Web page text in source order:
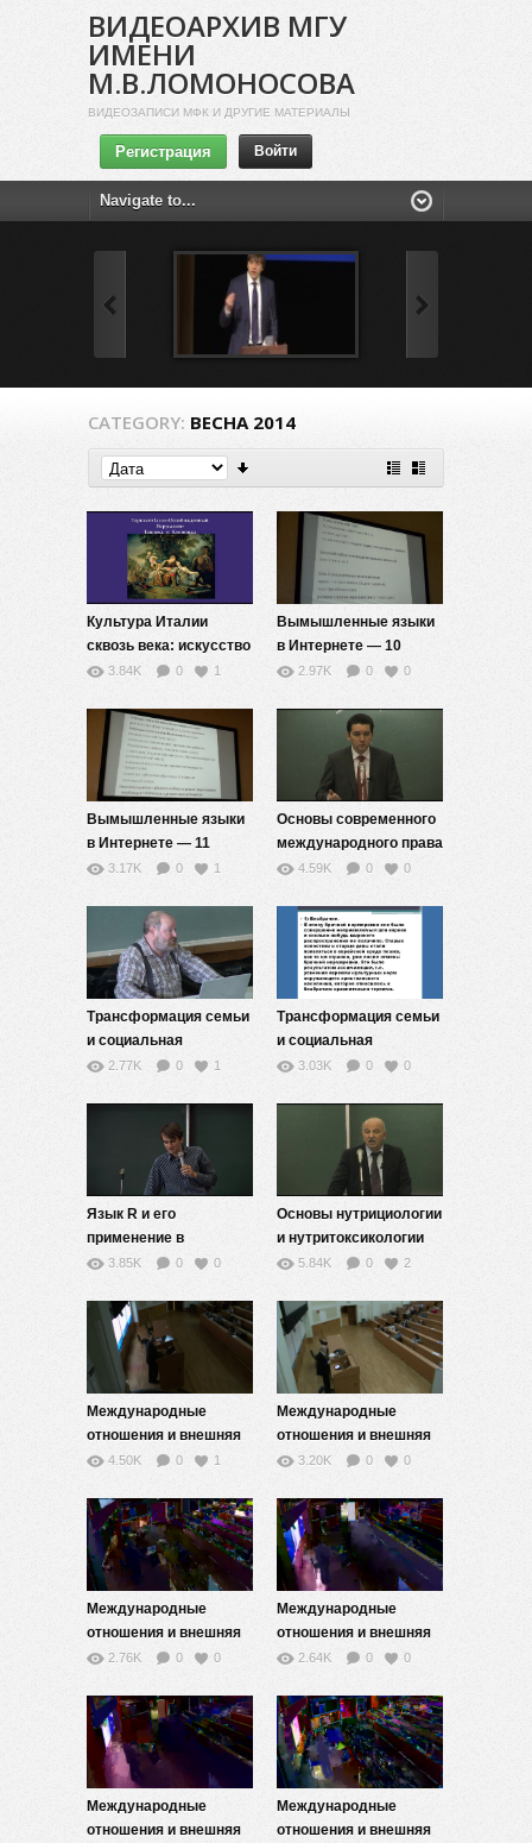
ВИДЕОАРХИВ МГУ
ИМЕНИ
М.В.ЛОМОНОСОВА
ВИДЕОЗАПИСИ МФК И ДРУГИЕ МАТЕРИАЛЫ
Регистрация Войти
CATEGORY: ВЕСНА 2014
Культура Италии
сквозь века: искусство
жизни — 11
3.84K 0 1
Вымышленные языки
в Интернете — 10
2.97K 0 0
Вымышленные языки
в Интернете — 11
3.17K 0 1
Основы современного
международного права
— 104.59K 0 0
Трансформация семьи
и социальная
мобильность — 10
2.77K 0 1
Трансформация семьи
и социальная
мобильность — 11
3.03K 0 0
Язык R и его
применение в
биоинформатике — 9
3.85K 0 0
Основы нутрициологии
и нутритоксикологии
(наука о питании и
9
5.84K 0 2
Международные
отношения и внешняя
политика XXI веке — 1
4.50K 0 1
Международные
отношения и внешняя
политика XXI веке — 2
3.20K 0 0
Международные
отношения и внешняя
политика XXI веке — 3
2.76K 0 0
Международные
отношения и внешняя
политика XXI веке — 4
2.64K 0 0
Международные
отношения и внешняя
Международные
отношения и внешняя